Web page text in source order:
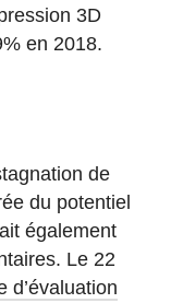
3D
en 2018.
de
du potentiel
également
Le 22
d’évaluation